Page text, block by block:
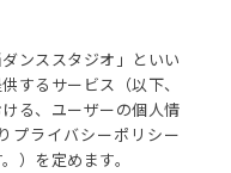
ンススタジオ」といい
するサービス（以下、
る、ユーザーの個人情
プライバシーポリシー
）を定めます。